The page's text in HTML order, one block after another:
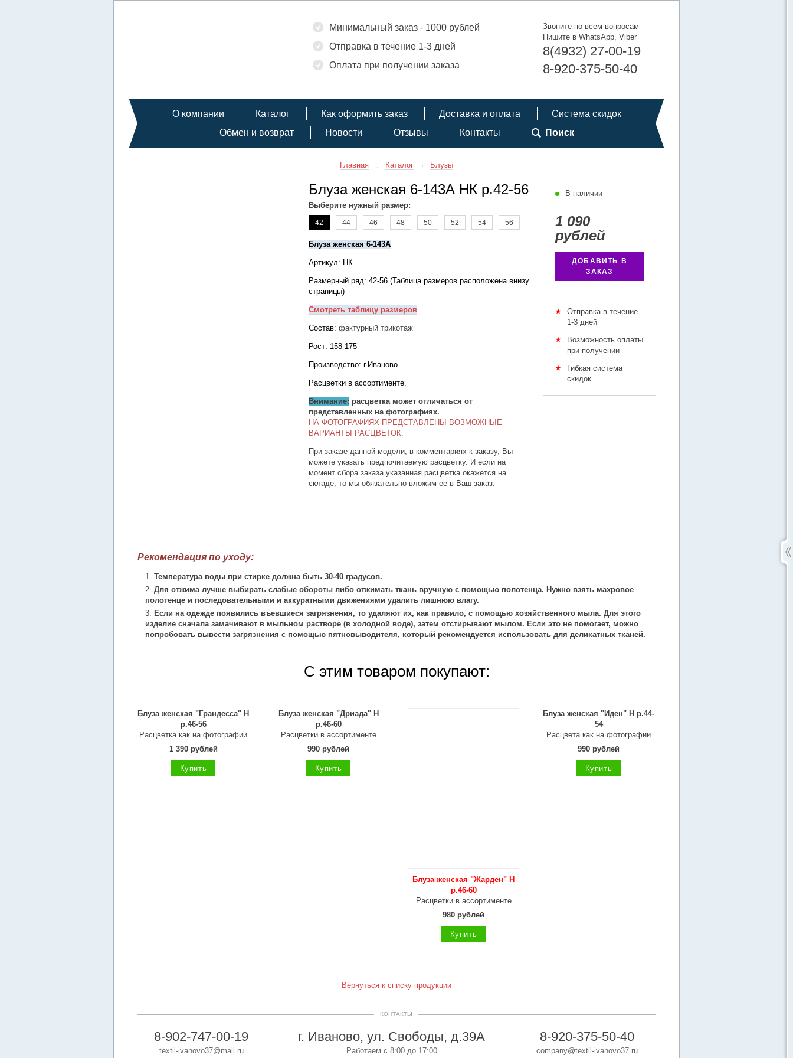
Минимальный заказ - 1000 рублей
Отправка в течение 1-3 дней
Оплата при получении заказа
Звоните по всем вопросам
Пишите в WhatsApp, Viber
8(4932) 27-00-19
8-920-375-50-40
О компании Каталог Как оформить заказ Доставка и оплата
Система скидок
Обмен и возврат
Новости Отзывы Контакты Поиск
Главная Каталог Блузы
Блуза женская 6-143А НК р.42-56
Выберите нужный размер:
42 44 46 48 50 52 54 56
Блуза женская 6-143А
Артикул: НК
Размерный ряд: 42-56 (Таблица размеров расположена внизу
страницы)
Смотреть таблицу размеров
Состав: фактурный трикотаж
Рост: 158-175
Производство: г.Иваново
Расцветки в ассортименте.
Внимание: расцветка может отличаться от
представленных на фотографиях.
НА ФОТОГРАФИЯХ ПРЕДСТАВЛЕНЫ ВОЗМОЖНЫЕ
ВАРИАНТЫ РАСЦВЕТОК.
При заказе данной модели, в комментариях к заказу, Вы
можете указать предпочитаемую расцветку. И если на
момент сбора заказа указанная расцветка окажется на
складе, то мы обязательно вложим ее в Ваш заказ.
В наличии
1 090
рублей
ДОБАВИТЬ В
ЗАКАЗ
Отправка в течение
1-3 дней
Возможность оплаты
при получении
Гибкая система
скидок
Рекомендация по уходу:
Температура воды при стирке должна быть 30-40 градусов.
Для отжима лучше выбирать слабые обороты либо отжимать ткань вручную с помощью полотенца. Нужно взять махровое
полотенце и последовательными и аккуратными движениями удалить лишнюю влагу.
Если на одежде появились въевшиеся загрязнения, то удаляют их, как правило, с помощью хозяйственного мыла. Для этого
изделие сначала замачивают в мыльном растворе (в холодной воде), затем отстирывают мылом. Если это не помогает, можно
попробовать вывести загрязнения с помощью пятновыводителя, который рекомендуется использовать для деликатных тканей.
С этим товаром покупают:
Блуза женская "Грандесса" Н
р.46-56
Расцветка как на фотографии
1 390 рублей
Купить
Блуза женская "Дриада" Н
р.46-60
Расцветки в ассортименте
990 рублей
Купить
Блуза женская "Жарден" Н
р.46-60
Расцветки в ассортименте
980 рублей
Купить
Блуза женская "Иден" Н р.44-
54
Расцвета как на фотографии
990 рублей
Купить
Вернуться к списку продукции
КОНТАКТЫ
8-902-747-00-19
textil-ivanovo37@mail.ru
г. Иваново, ул. Свободы, д.39А
Работаем с 8:00 до 17:00
8-920-375-50-40
company@textil-ivanovo37.ru